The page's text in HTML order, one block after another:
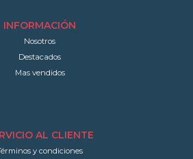
INFORMACIÓN
Nosotros
Destacados
Mas vendidos
AL CLIENTE
y condiciones